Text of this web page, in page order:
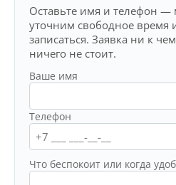
Оставьте имя и телефон
уточним свободное время
записаться. Заявка ни к
ничего не стоит.
Ваше имя
Телефон
Что беспокоит или когда